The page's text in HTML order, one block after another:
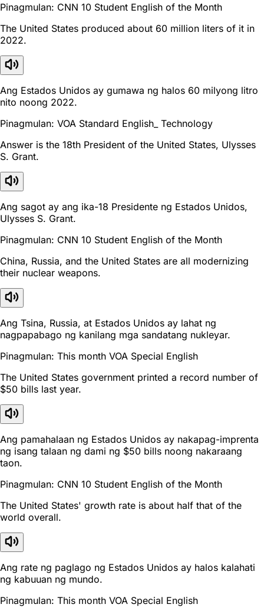
Pinagmulan: CNN 10 Student English of the Month
The United States produced about 60 million liters of it in
2022.
Ang Estados Unidos ay gumawa ng halos 60 milyong litro
nito noong 2022.
Pinagmulan: VOA Standard English_ Technology
Answer is the 18th President of the United States, Ulysses
S. Grant.
Ang sagot ay ang ika-18 Presidente ng Estados Unidos,
Ulysses S. Grant.
Pinagmulan: CNN 10 Student English of the Month
China, Russia, and the United States are all modernizing
their nuclear weapons.
Ang Tsina, Russia, at Estados Unidos ay lahat ng
nagpapabago ng kanilang mga sandatang nukleyar.
Pinagmulan: This month VOA Special English
The United States government printed a record number of
$50 bills last year.
Ang pamahalaan ng Estados Unidos ay nakapag-imprenta
ng isang talaan ng dami ng $50 bills noong nakaraang
taon.
Pinagmulan: CNN 10 Student English of the Month
The United States' growth rate is about half that of the
world overall.
Ang rate ng paglago ng Estados Unidos ay halos kalahati
ng kabuuan ng mundo.
Pinagmulan: This month VOA Special English